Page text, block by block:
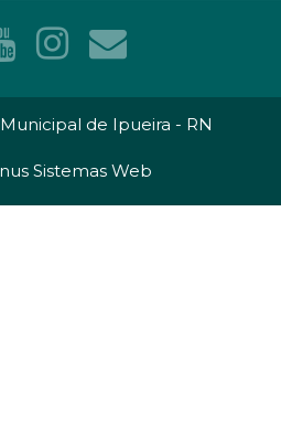
de Ipueira - RN
Sistemas Web